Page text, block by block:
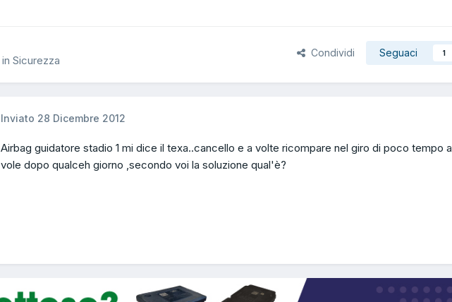
in Sicurezza
Condividi Seguaci 1
Inviato 28 Dicembre 2012
Airbag guidatore stadio 1 mi dice il texa..cancello e a volte ricompare nel giro di poco tempo a
vole dopo qualceh giorno ,secondo voi la soluzione qual'è?